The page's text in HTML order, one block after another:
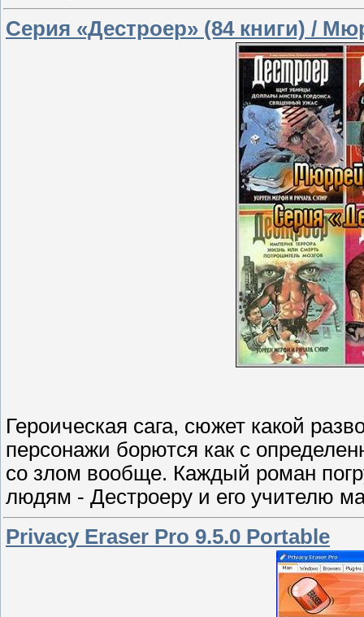
Серия «Дестроер» (84 книги) /
Героическая сага, сюжет какой
персонажи борются как с
со злом вообще. Каждый роман
людям - Дестроеру и его учителю
Privacy Eraser Pro 9.5.0 Portable